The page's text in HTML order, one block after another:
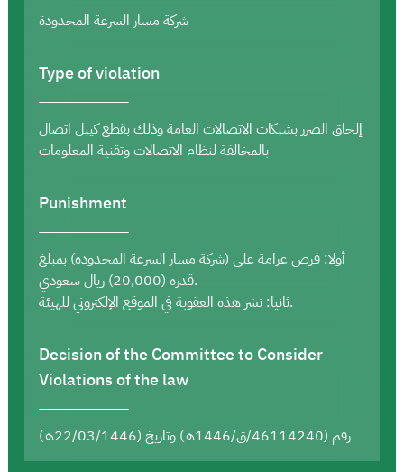
شركة مسار السرعة المحدودة
Type of violation
إلحاق الضرر بشبكات الاتصالات العامة وذلك بقطع كيبل اتصال
بالمخالفة لنظام الاتصالات وتقنية المعلومات
Punishment
أولا: فرض غرامة على (شركة مسار السرعة المحدودة) بمبلغ
قدره (20,000) ريال سعودي.
ثانيا: نشر هذه العقوبة في الموقع الإلكتروني للهيئة.
Decision of the Committee to Consider
Violations of the law
رقم (46114240/ق/1446هـ) وتاريخ (22/03/1446هـ)